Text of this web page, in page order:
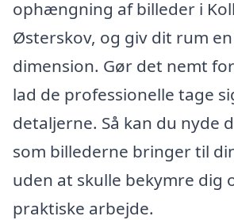
ophængning af billeder i
Østerskov, og giv dit rum
dimension. Gør det nemt
lad de professionelle tage
detaljerne. Så kan du nyde
som billederne bringer til
uden at skulle bekymre dig
praktiske arbejde.